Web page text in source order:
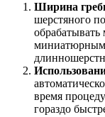
Ширина
шерстяного
миниатюрным
время
гораздо